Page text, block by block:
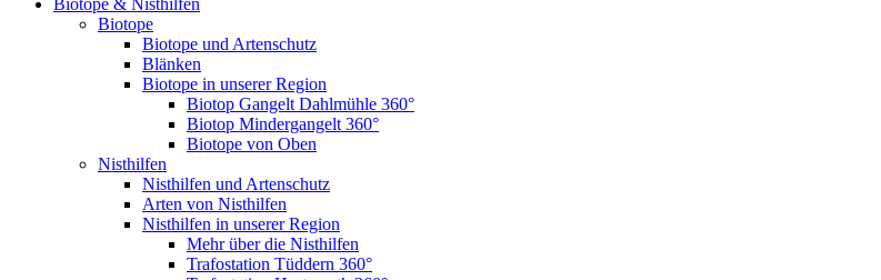
Biotope & Nisthilfen
Biotope
Biotope und Artenschutz
Blänken
Biotope in unserer Region
Biotop Gangelt Dahlmühle 360°
Biotop Mindergangelt 360°
Biotope von Oben
Nisthilfen
Nisthilfen und Artenschutz
Arten von Nisthilfen
Nisthilfen in unserer Region
Mehr über die Nisthilfen
Trafostation Tüddern 360°